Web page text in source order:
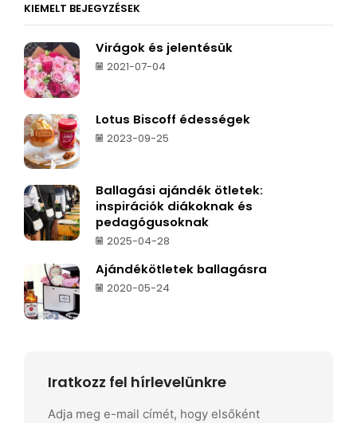
KIEMELT BEJEGYZÉSEK
Virágok és jelentésük
2021-07-04
Lotus Biscoff édességek
2023-09-25
Ballagási ajándék ötletek:
inspirációk diákoknak és
pedagógusoknak
2025-04-28
Ajándékötletek ballagásra
2020-05-24
Iratkozz fel hírlevelünkre
Adja meg e-mail címét, hogy elsőként